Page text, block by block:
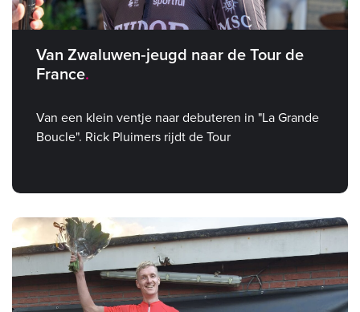
Van Zwaluwen‑jeugd naar de Tour de
France
Van een klein ventje naar debuteren in "La Grande
Boucle". Rick Pluimers rijdt de Tour